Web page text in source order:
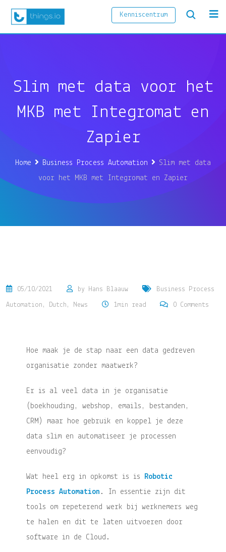
Skip
Kenniscentrum
Slim met data voor het
MKB met Integromat en
Zapier
Home Business Process Automation
Slim met data
voor het MKB met Integromat en Zapier
05/10/2021 by Hans Blaauw Business Process
Automation , Dutch , News 1min read 0 Comments
Hoe maak je de stap naar een data gedreven
organisatie zonder maatwerk?
Er is al veel data in je organisatie
(boekhouding, webshop, emails, bestanden,
CRM) maar hoe gebruik en koppel je deze
data slim en automatiseer je processen
eenvoudig?
Wat heel erg in opkomst is is Robotic
Process Automation . In essentie zijn dit
tools om repeterend werk bij werknemers weg
te halen en dit te laten uitvoeren door
software in de Cloud.